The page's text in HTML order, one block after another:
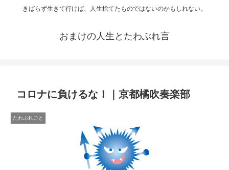
きばらず生きて行けば、人生捨てたものではないのかもしれない。
おまけの人生とたわぶれ言
コロナに負けるな！｜京都橘吹奏楽部
たわぶれごと